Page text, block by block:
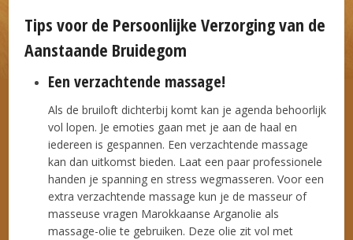
Tips voor de Persoonlijke Verzorging van de
Aanstaande Bruidegom
Een verzachtende massage!
Als de bruiloft dichterbij komt kan je agenda behoorlijk
vol lopen. Je emoties gaan met je aan de haal en
iedereen is gespannen. Een verzachtende massage
kan dan uitkomst bieden. Laat een paar professionele
handen je spanning en stress wegmasseren. Voor een
extra verzachtende massage kun je de masseur of
masseuse vragen Marokkaanse Arganolie als
massage-olie te gebruiken. Deze olie zit vol met